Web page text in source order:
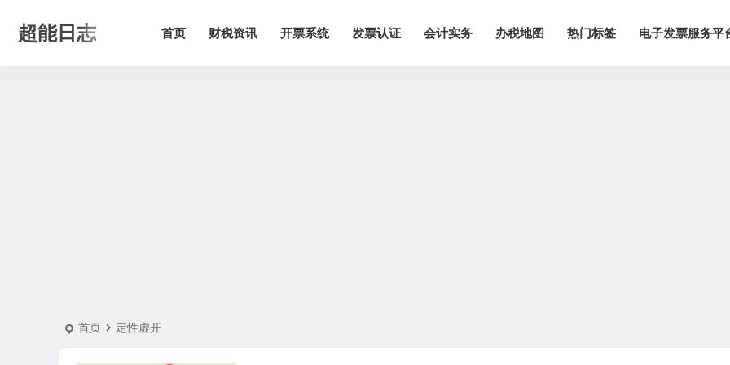
超能日志 首页 财税资讯 开票系统 发票认证 会计实务 办税地图 热门标签 电子发票服务平
首页 定性虚开